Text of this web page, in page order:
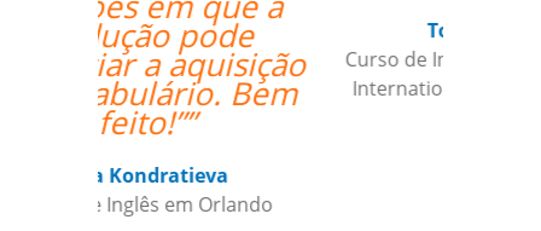
Todd Johnson
Curso de Inglês em Indianapolis,
International Aerospace Tubes